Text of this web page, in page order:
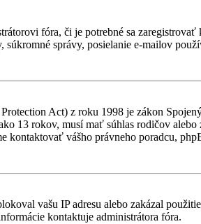
fóra, či je potrebné sa
súkromné správy, posielanie e-mailov
Act) z roku 1998 je zákon
13 rokov, musí mať súhlas rodičov
kontaktovať vášho právneho poradcu,
vašu IP adresu alebo zakázal
kontaktuje administrátora fóra.